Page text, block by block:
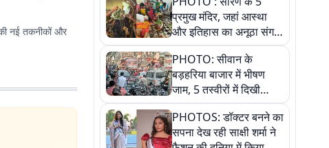
नई तकनीकों और
प्रमुख मंदिर, जहां आस्था
और इतिहास का अनूठा संगम,
तस्वीरों में जानिए
PHOTO: सीवान के
बड़हरिया बाजार में भीषण
जाम, 5 तस्वीरों में दिखी
अव्यवस्था
PHOTOS: डॉक्टर बनने का
सपना देख रही साक्षी शर्मा ने